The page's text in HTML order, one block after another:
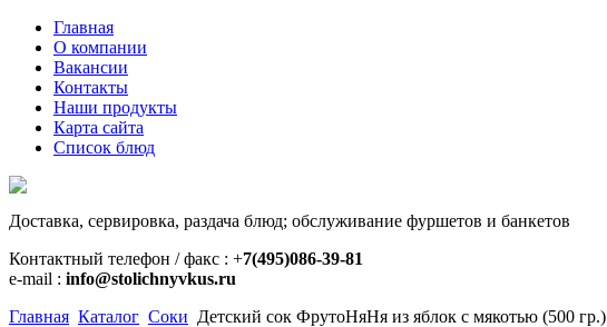
Главная
О компании
Вакансии
Контакты
Наши продукты
Карта сайта
Список блюд
Доставка, сервировка, раздача блюд; обслуживание фуршетов и банкетов
Контактный телефон / факс : +7(495)086-39-81
e-mail : info@stolichnyvkus.ru
Главная Каталог Соки Детский сок ФрутоНяНя из яблок с мякотью (500 гр.)